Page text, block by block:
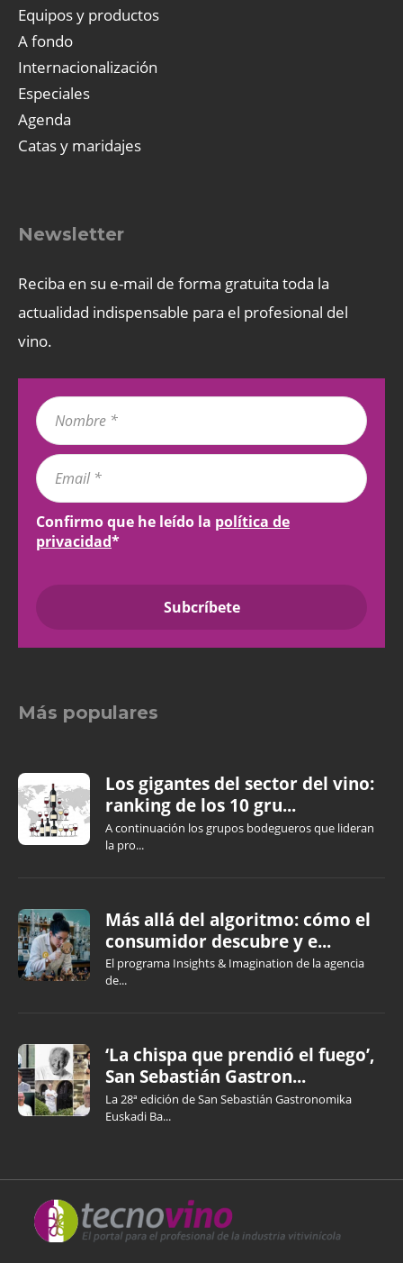
Equipos y productos
A fondo
Internacionalización
Especiales
Agenda
Catas y maridajes
Newsletter
Reciba en su e-mail de forma gratuita toda la
actualidad indispensable para el profesional del
vino.
Confirmo que he leído la política de
privacidad*
Más populares
Los gigantes del sector del vino:
ranking de los 10 gru...
A continuación los grupos bodegueros que lideran
la pro...
Más allá del algoritmo: cómo el
consumidor descubre y e...
El programa Insights & Imagination de la agencia
de...
‘La chispa que prendió el fuego’,
San Sebastián Gastron...
La 28ª edición de San Sebastián Gastronomika
Euskadi Ba...